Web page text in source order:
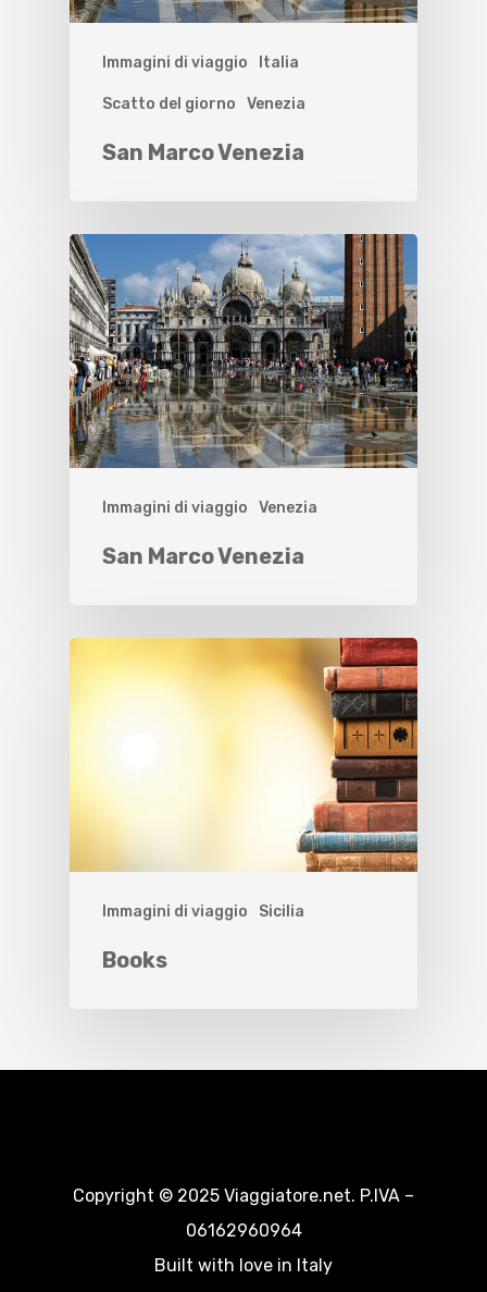
Immagini di viaggio Italia
Scatto del giorno Venezia
San Marco Venezia
Immagini di viaggio Venezia
San Marco Venezia
Immagini di viaggio Sicilia
Books
Copyright © 2025 Viaggiatore.net. P.IVA –
06162960964
Built with love in Italy